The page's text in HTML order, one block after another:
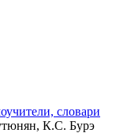
словари
К.С. Бурэ